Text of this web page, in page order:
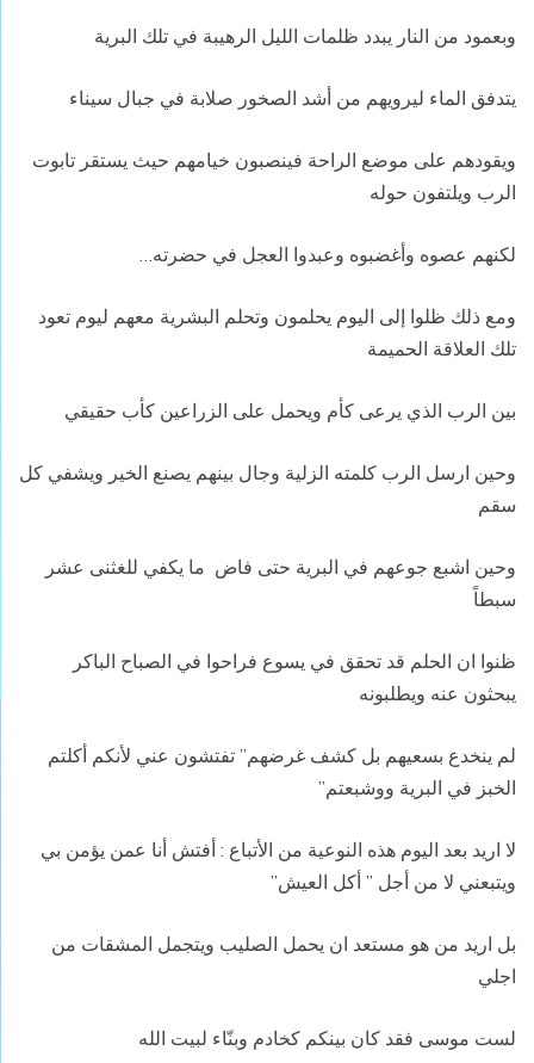
وبعمود من النار يبدد ظلمات الليل الرهيبة في تلك البرية
يتدفق الماء ليرويهم من أشد الصخور صلابة في جبال سيناء
ويقودهم على موضع الراحة فينصبون خيامهم حيث يستقر تابوت
الرب ويلتفون حوله
لكنهم عصوه وأغضبوه وعبدوا العجل في حضرته…
ومع ذلك ظلوا إلى اليوم يحلمون وتحلم البشرية معهم ليوم تعود
تلك العلاقة الحميمة
بين الرب الذي يرعى كأم ويحمل على الزراعين كأب حقيقي
وحين ارسل الرب كلمته الزلية وجال بينهم يصنع الخير ويشفي كل
سقم
وحين اشبع جوعهم في البرية حتى فاض ما يكفي للغثنى عشر
سبطاً
ظنوا ان الحلم قد تحقق في يسوع فراحوا في الصباح الباكر
يبحثون عنه ويطلبونه
لم ينخدع بسعيهم بل كشف غرضهم” تفتشون عني لأنكم أكلتم
الخبز في البرية ووشبعتم”
لا اريد بعد اليوم هذه النوعية من الأتباع : أفتش أنا عمن يؤمن بي
ويتبعني لا من أجل ” أكل العيش”
بل اريد من هو مستعد ان يحمل الصليب ويتجمل المشقات من
اجلي
لست موسى فقد كان بينكم كخادم وبنّاء لبيت الله